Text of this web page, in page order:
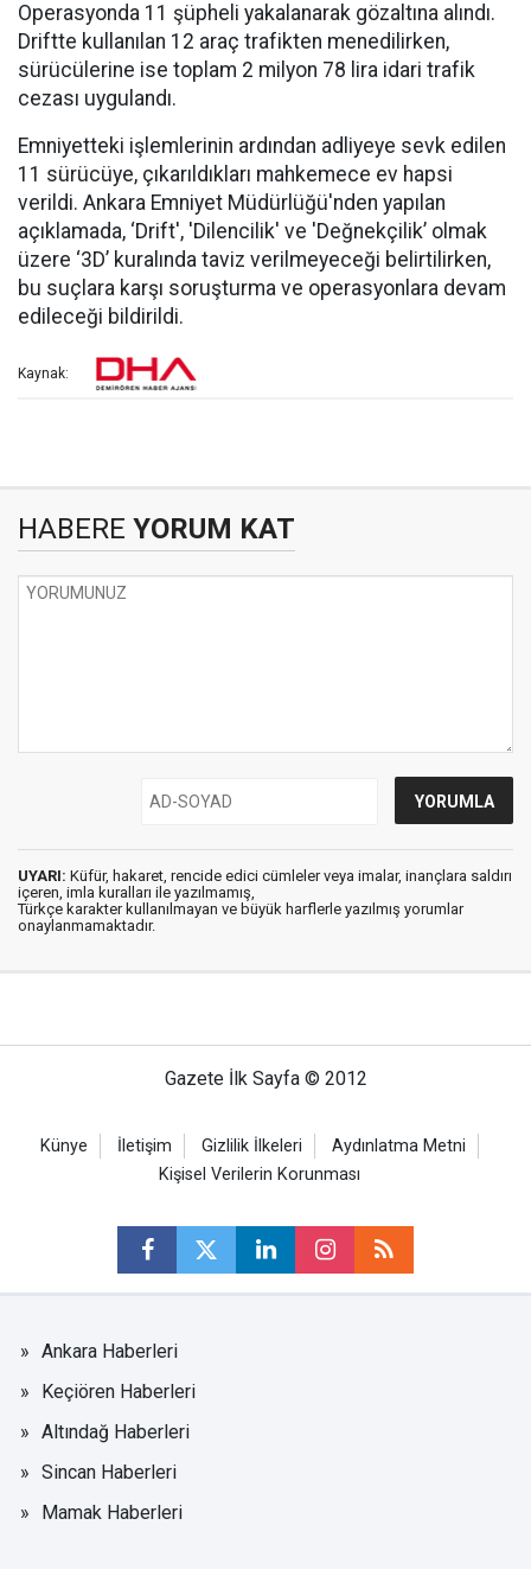
Operasyonda 11 şüpheli yakalanarak gözaltına alındı.
Driftte kullanılan 12 araç trafikten menedilirken,
sürücülerine ise toplam 2 milyon 78 lira idari trafik
cezası uygulandı.
Emniyetteki işlemlerinin ardından adliyeye sevk edilen
11 sürücüye, çıkarıldıkları mahkemece ev hapsi
verildi. Ankara Emniyet Müdürlüğü'nden yapılan
açıklamada, ‘Drift', 'Dilencilik' ve 'Değnekçilik’ olmak
üzere ‘3D’ kuralında taviz verilmeyeceği belirtilirken,
bu suçlara karşı soruşturma ve operasyonlara devam
edileceği bildirildi.
Kaynak:
HABERE YORUM KAT
UYARI: Küfür, hakaret, rencide edici cümleler veya imalar, inançlara saldırı
içeren, imla kuralları ile yazılmamış,
Türkçe karakter kullanılmayan ve büyük harflerle yazılmış yorumlar
onaylanmamaktadır.
Gazete İlk Sayfa © 2012
Künye İletişim Gizlilik İlkeleri
Aydınlatma Metni
Kişisel Verilerin Korunması
Ankara Haberleri
Keçiören Haberleri
Altındağ Haberleri
Sincan Haberleri
Mamak Haberleri